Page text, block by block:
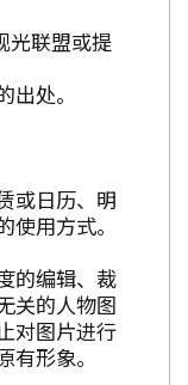
光联盟或提
处。
或日历、明
用方式。
的编辑、裁
关的人物图
对图片进行
形象。